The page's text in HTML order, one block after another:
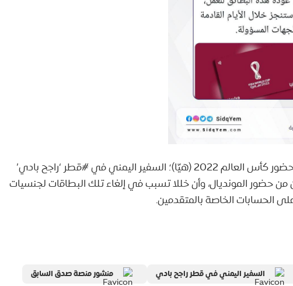
? تأكيداً لما نشرناه سابقاً حول بطاقات حضور كأس العالم 2022 (هيّا)؛ السفير اليمني في #قطر ‘راجح بادي’
من حضور المونديال، وأن خللا تسبب في إلغاء تلك البطاقات لجنسيات
الحسابات الخاصة بالمتقدمين.
السفير اليمني في قطر راجح بادي منشور منصة صدق السابق